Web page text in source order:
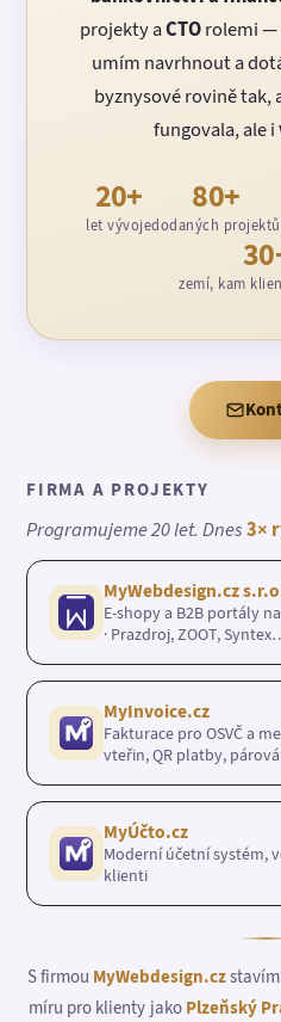
projekty aCTOrolemi —
umím navrhnout a
byznysové rovině tak,
fungovala, ale i
20+
let vývoje
80+
dodaných projektů
zemí, kam
FIRMA A PROJEKTY
Programujeme 20 let. Dnes3×
MyWebdesign.cz
E-shopy a B2B portály
· Prazdroj, ZOOT,
MyInvoice.cz
Fakturace pro OSVČ a
vteřin, QR platby,
MyÚčto.cz
Moderní účetní systém,
klienti
S firmou MyWebdesign.cz
míru pro klienty jako Plzeňský